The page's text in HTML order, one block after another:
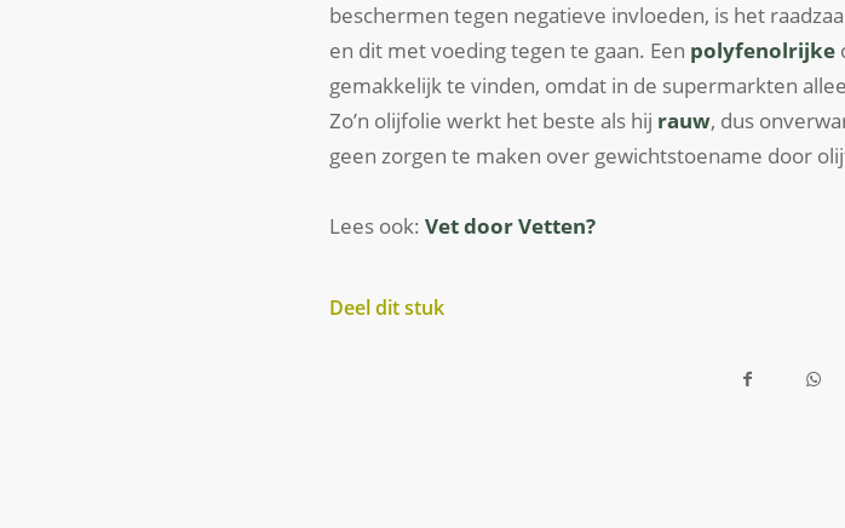
beschermen tegen negatieve invloeden, is het
en dit met voeding tegen te gaan. Een polyfenolrijke
gemakkelijk te vinden, omdat in de supermarkten
Zo’n olijfolie werkt het beste als hij rauw, dus
geen zorgen te maken over gewichtstoename door
Lees ook: Vet door Vetten?
Deel dit stuk